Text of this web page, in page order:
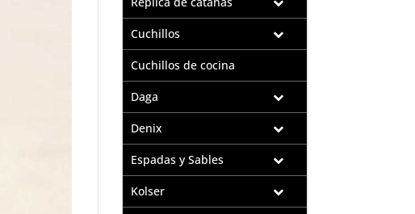
Cuchillos
Cuchillos de cocina
Daga
Denix
Espadas y Sables
Kolser